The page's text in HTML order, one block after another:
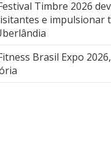
Timbre 2026
e impulsionar
Brasil Expo